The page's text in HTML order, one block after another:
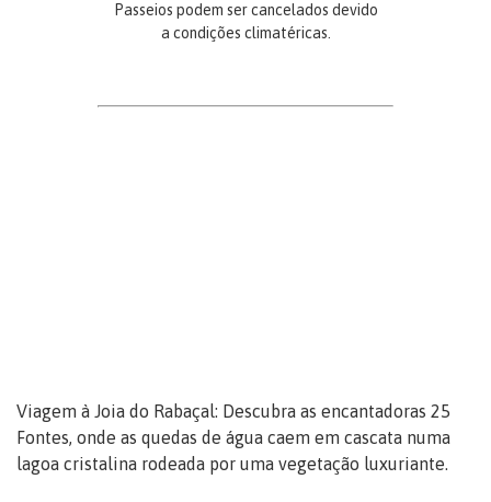
Passeios podem ser cancelados devido
a condições climatéricas.
Viagem à Joia do Rabaçal: Descubra as encantadoras 25
Fontes, onde as quedas de água caem em cascata numa
lagoa cristalina rodeada por uma vegetação luxuriante.